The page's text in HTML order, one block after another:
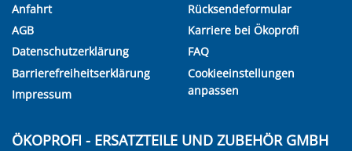
Anfahrt
AGB
Datenschutzerklärung
Barrierefreiheitserklärung
Impressum
Rücksendeformular
Karriere bei Ökoprofi
FAQ
Cookieeinstellungen
anpassen
ÖKOPROFI - ERSATZTEILE UND ZUBEHÖR GMBH